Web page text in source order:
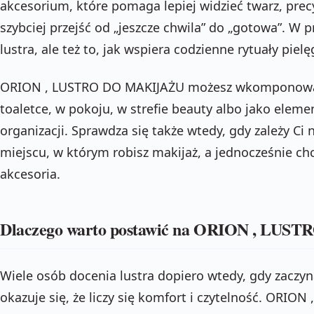
akcesorium, które pomaga lepiej widzieć twarz,
szybciej przejść od „jeszcze chwila” do „gotowa”.
lustra, ale też to, jak wspiera codzienne rytuały
ORION , LUSTRO DO MAKIJAŻU możesz
toaletce, w pokoju, w strefie beauty albo jako
organizacji. Sprawdza się także wtedy, gdy zależy Ci
miejscu, w którym robisz makijaż, a jednocześnie
akcesoria.
Dlaczego warto postawić na ORION ,
Wiele osób docenia lustra dopiero wtedy, gdy
okazuje się, że liczy się komfort i czytelność. ORION ,